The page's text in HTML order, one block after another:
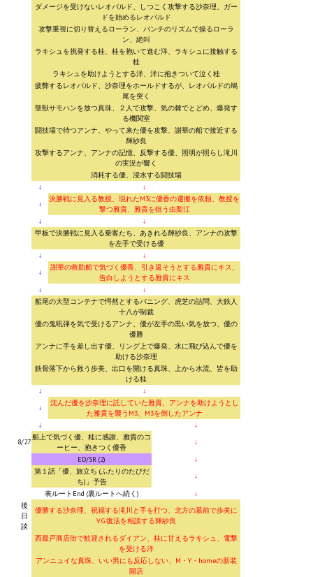
ダメージを受けないレオパルド、しつこく攻撃する沙奈理、ガー
ドを始めるレオパルド
攻撃重視に切り替えるローラン、パンチのリズムで操るローラ
ン、絶叫
ラキシュを挑発する桂、桂を抱いて進む洋、ラキシュに接触する
桂
ラキシュを助けようとする洋、洋に抱きついて泣く桂
疲弊するレオパルド、沙奈理をホールドするが、レオパルドの鳩
尾を突く
聖獣サモハンを放つ真珠、２人で攻撃、気の棘でとどめ、爆発す
る機関室
闘技場で待つアンナ、やって来た優を攻撃、謝華の船で接近する
輝紗良
攻撃するアンナ、アンナの記憶、反撃する優、照明が照らし滝川
の実況が響く
消耗する優、浸水する闘技場
↓
↓
↓
決勝戦に見入る教授、現れたM3に優香の運搬を依頼、教授を
撃つ雅貴、雅貴を狙う由梨江
↓
↓
甲板で決勝戦に見入る乗客たち、あきれる輝紗良、アンナの攻撃
を左手で受ける優
↓
↓
↓
謝華の救助船で気づく優香、引き返そうとする雅貴にキス、
告白しようとする雅貴にキス
↓
↓
船尾の大型コンテナで愕然とするバニング、虎芝の詰問、大鉄人
十八が制裁
優の鬼吼弾を気で受けるアンナ、優が左手の黒い気を放つ、優の
優勝
アンナに手を差し出す優、リング上で爆発、水に飛び込んで優を
助ける沙奈理
鉄骨落下から救う歩美、出口を開ける真珠、上から水流、皆を助
ける桂
↓
↓
↓
沈んだ優を沙奈理に託していた雅貴、アンナを助けようとし
た雅貴を襲うM3、M3を倒したアンナ
↓
↓
8/27
船上で気づく優、桂に感謝、雅貴のコ
ーヒー、抱きつく優香
↓
ED/SR (2)
↓
第１話「優、旅立ち (ふたりのたびだ
ち)」予告
↓
表ルートEnd (裏ルートへ続く)
↓
後
日
談
優勝する沙奈理、祝福する滝川と手を打つ、北方の墓前で歩美に
V.G.復活を相談する輝紗良
西最戸商店街で歓迎されるダイアン、桂に甘えるラキシュ、電撃
を受ける洋
アンニュイな真珠、いい男にも反応しない、M・Y・homeの新装
開店